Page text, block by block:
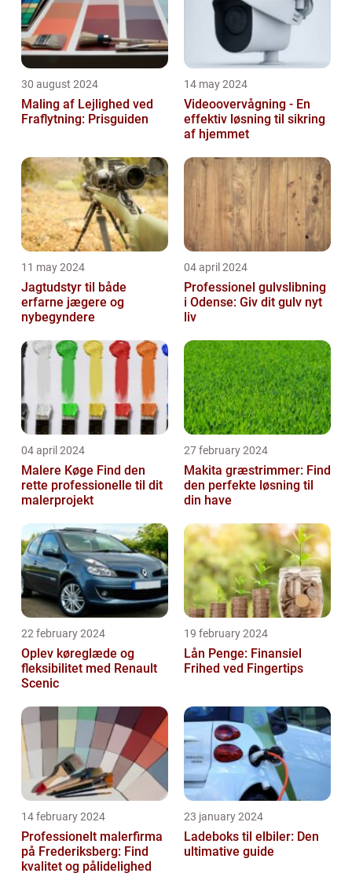
30 august 2024
Maling af Lejlighed ved
Fraflytning: Prisguiden
14 may 2024
Videoovervågning - En
effektiv løsning til sikring
af hjemmet
11 may 2024
Jagtudstyr til både
erfarne jægere og
nybegyndere
04 april 2024
Professionel gulvslibning
i Odense: Giv dit gulv nyt
liv
04 april 2024
Malere Køge Find den
rette professionelle til dit
malerprojekt
27 february 2024
Makita græstrimmer: Find
den perfekte løsning til
din have
22 february 2024
Oplev køreglæde og
fleksibilitet med Renault
Scenic
19 february 2024
Lån Penge: Finansiel
Frihed ved Fingertips
14 february 2024
Professionelt malerfirma
på Frederiksberg: Find
kvalitet og pålidelighed
23 january 2024
Ladeboks til elbiler: Den
ultimative guide